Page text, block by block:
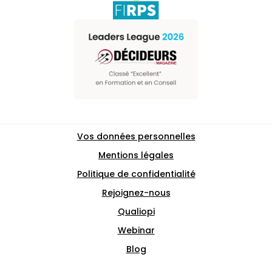
Vos données personnelles
Mentions légales
Politique de confidentialité
Rejoignez-nous
Qualiopi
Webinar
Blog